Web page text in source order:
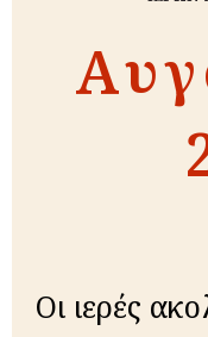
Οι ιε­ρές